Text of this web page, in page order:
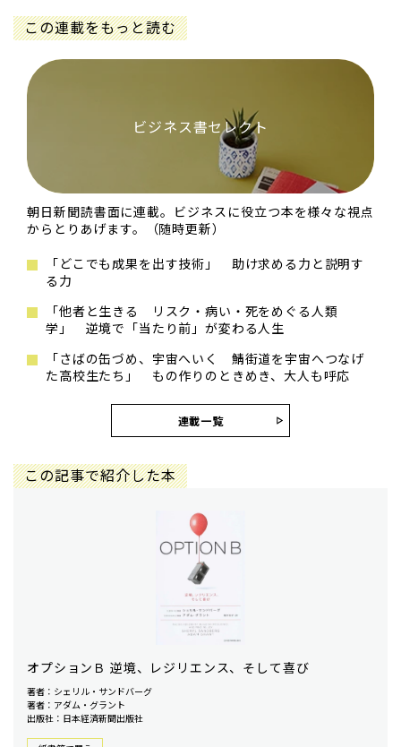
この連載をもっと読む
ビジネス書セレクト
朝日新聞読書面に連載。ビジネスに役立つ本を様々な視点
からとりあげます。（随時更新）
「どこでも成果を出す技術」 助け求める力と説明す
る力
「他者と生きる リスク・病い・死をめぐる人類
学」 逆境で「当たり前」が変わる人生
「さばの缶づめ、宇宙へいく 鯖街道を宇宙へつなげ
た高校生たち」 もの作りのときめき、大人も呼応
連載一覧
この記事で紹介した本
オプションＢ 逆境、レジリエンス、そして喜び
著者：シェリル・サンドバーグ
著者：アダム・グラント
出版社：日本経済新聞出版社